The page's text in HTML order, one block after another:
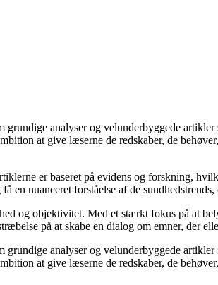
analyser og velunderbyggede
at give læserne de redskaber, de
er baseret på evidens og forskning,
nuanceret forståelse af de
og objektivitet. Med et stærkt fokus på at
på at skabe en dialog om emner, der
analyser og velunderbyggede
at give læserne de redskaber, de